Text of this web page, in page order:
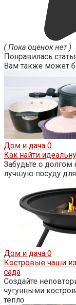
( Пока оценок нет )
Понравилась
Вам также может
Дом и дача 0
Как найти
Забудьте о долгом
лучшую посуду
Дом и дача 0
Костровые чаши
сада
Создайте
чугунными
тепло